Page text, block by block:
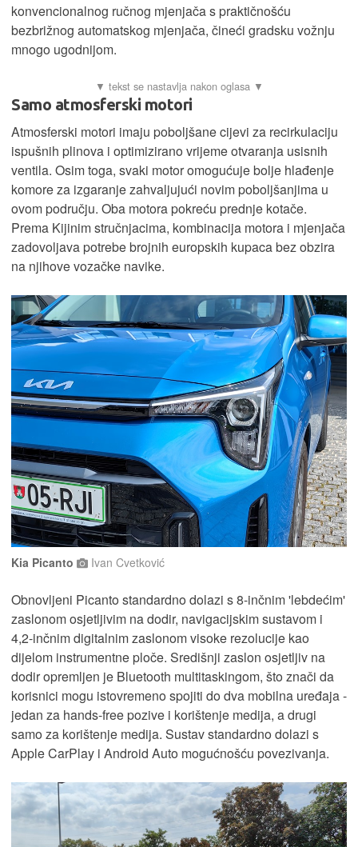
konvencionalnog ručnog mjenjača s praktičnošću
bezbrižnog automatskog mjenjača, čineći gradsku vožnju
mnogo ugodnijom.
Samo atmosferski motori
Atmosferski motori imaju poboljšane cijevi za recirkulaciju
ispušnih plinova i optimizirano vrijeme otvaranja usisnih
ventila. Osim toga, svaki motor omogućuje bolje hlađenje
komore za izgaranje zahvaljujući novim poboljšanjima u
ovom području. Oba motora pokreću prednje kotače.
Prema Kijinim stručnjacima, kombinacija motora i mjenjača
zadovoljava potrebe brojnih europskih kupaca bez obzira
na njihove vozačke navike.
Kia Picanto Ivan Cvetković
Obnovljeni Picanto standardno dolazi s 8-inčnim 'lebdećim'
zaslonom osjetljivim na dodir, navigacijskim sustavom i
4,2-inčnim digitalnim zaslonom visoke rezolucije kao
dijelom instrumentne ploče. Središnji zaslon osjetljiv na
dodir opremljen je Bluetooth multitaskingom, što znači da
korisnici mogu istovremeno spojiti do dva mobilna uređaja -
jedan za hands-free pozive i korištenje medija, a drugi
samo za korištenje medija. Sustav standardno dolazi s
Apple CarPlay i Android Auto mogućnošću povezivanja.